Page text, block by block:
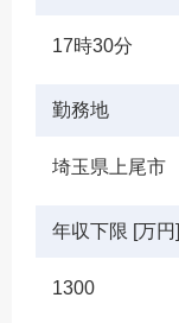
17時30分
勤務地
埼玉県上尾市
年収下限 [万円]
1300